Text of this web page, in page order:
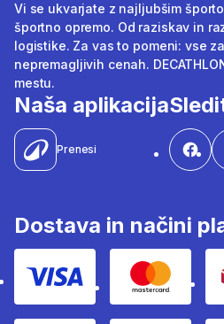
Vi se ukvarjate z najljubšim
športno opremo. Od raziskav in
logistike. Za vas to pomeni: vse
nepremagljivih cenah.
mestu.
Naša aplikacija
Prenesi
Dostava in načini
Visa